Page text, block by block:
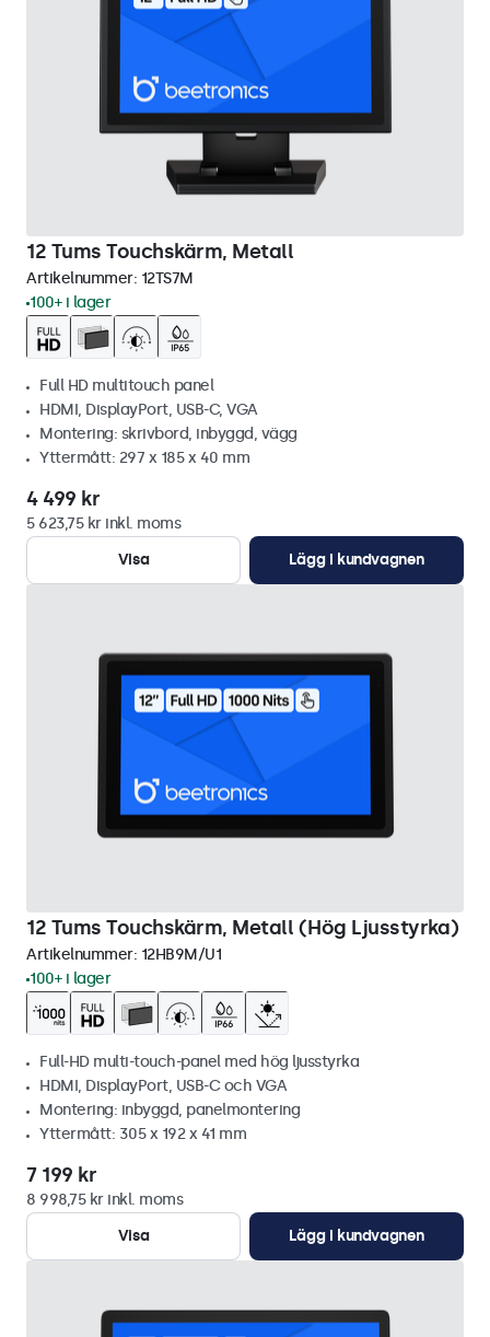
12 Tums Touchskärm, Metall
Artikelnummer: 12TS7M
100+ i lager
Full HD multitouch panel
HDMI, DisplayPort, USB-C, VGA
Montering: skrivbord, inbyggd, vägg
Yttermått: 297 x 185 x 40 mm
4 499 kr
5 623,75 kr inkl. moms
Visa
Lägg i kundvagnen
12 Tums Touchskärm, Metall (Hög Ljusstyrka)
Artikelnummer: 12HB9M/U1
100+ i lager
Full-HD multi-touch-panel med hög ljusstyrka
HDMI, DisplayPort, USB-C och VGA
Montering: inbyggd, panelmontering
Yttermått: 305 x 192 x 41 mm
7 199 kr
8 998,75 kr inkl. moms
Visa
Lägg i kundvagnen